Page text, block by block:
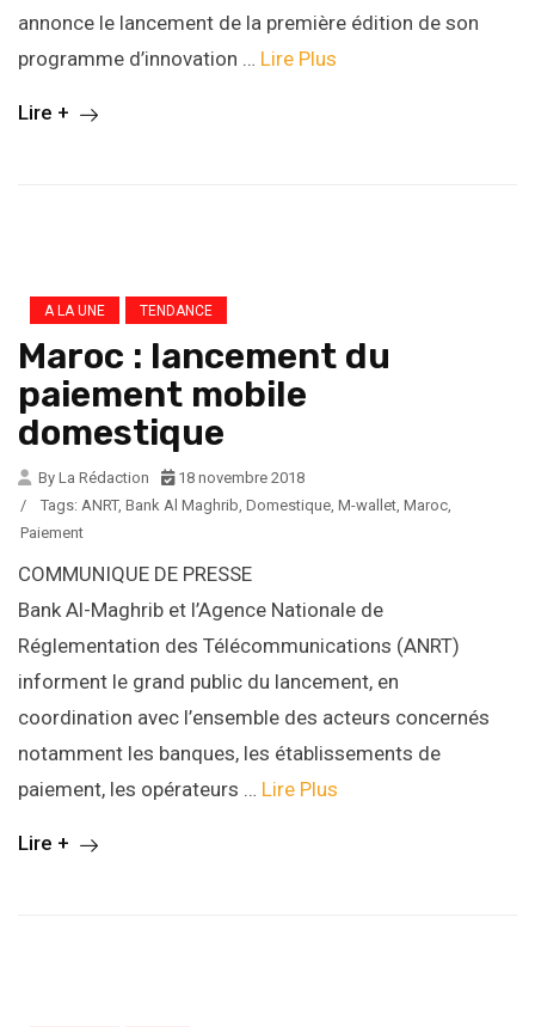
annonce le lancement de la première édition de son
programme d’innovation … Lire Plus
Lire +
A LA UNE TENDANCE
Maroc : lancement du
paiement mobile
domestique
By La Rédaction
18 novembre 2018
/
Tags: ANRT, Bank Al Maghrib Domestique M-wallet Maroc
Paiement
COMMUNIQUE DE PRESSE
Bank Al-Maghrib et l’Agence Nationale de
Réglementation des Télécommunications (ANRT)
informent le grand public du lancement, en
coordination avec l’ensemble des acteurs concernés
notamment les banques, les établissements de
paiement, les opérateurs … Lire Plus
Lire +